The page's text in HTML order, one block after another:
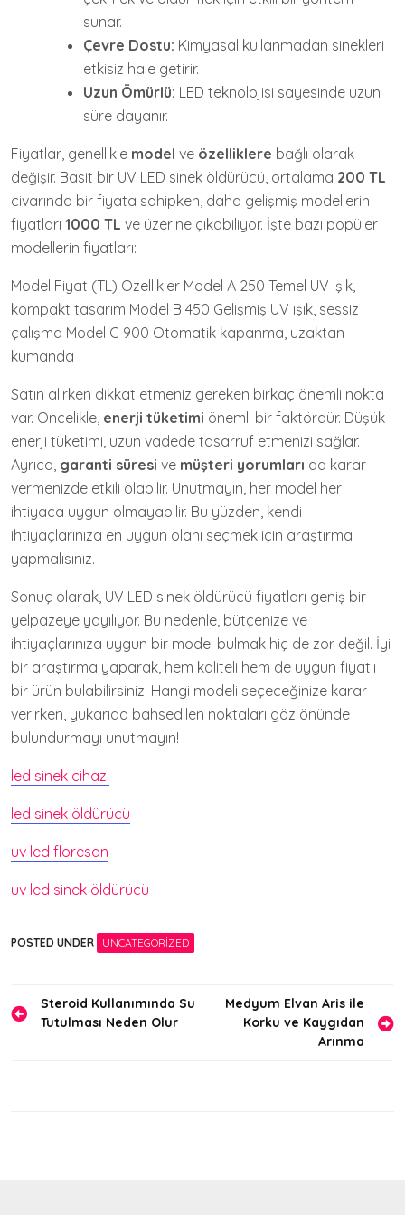
sunar.
Çevre Dostu: Kimyasal kullanmadan sinekleri
etkisiz hale getirir.
Uzun Ömürlü: LED teknolojisi sayesinde uzun
süre dayanır.
Fiyatlar, genellikle model ve özelliklere bağlı olarak
değişir. Basit bir UV LED sinek öldürücü, ortalama 200 TL
civarında bir fiyata sahipken, daha gelişmiş modellerin
fiyatları 1000 TL ve üzerine çıkabiliyor. İşte bazı popüler
modellerin fiyatları:
Model Fiyat (TL) Özellikler Model A 250 Temel UV ışık,
kompakt tasarım Model B 450 Gelişmiş UV ışık, sessiz
çalışma Model C 900 Otomatik kapanma, uzaktan
kumanda
Satın alırken dikkat etmeniz gereken birkaç önemli nokta
var. Öncelikle, enerji tüketimi önemli bir faktördür. Düşük
enerji tüketimi, uzun vadede tasarruf etmenizi sağlar.
Ayrıca, garanti süresi ve müşteri yorumları da karar
vermenizde etkili olabilir. Unutmayın, her model her
ihtiyaca uygun olmayabilir. Bu yüzden, kendi
ihtiyaçlarınıza en uygun olanı seçmek için araştırma
yapmalısınız.
Sonuç olarak, UV LED sinek öldürücü fiyatları geniş bir
yelpazeye yayılıyor. Bu nedenle, bütçenize ve
ihtiyaçlarınıza uygun bir model bulmak hiç de zor değil. İyi
bir araştırma yaparak, hem kaliteli hem de uygun fiyatlı
bir ürün bulabilirsiniz. Hangi modeli seçeceğinize karar
verirken, yukarıda bahsedilen noktaları göz önünde
bulundurmayı unutmayın!
led sinek cihazı
led sinek öldürücü
uv led floresan
uv led sinek öldürücü
POSTED UNDER UNCATEGORIZED
Yazı
gezinmesi
Steroid Kullanımında Su
Tutulması Neden Olur
Medyum Elvan Aris ile
Korku ve Kaygıdan
Arınma